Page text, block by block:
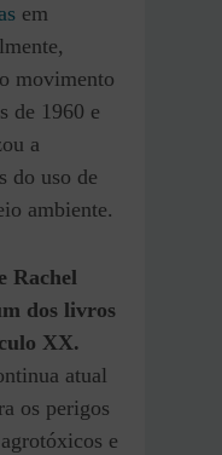
em
movimento
de 1960 e
a
do uso de
ambiente.
Rachel
dos livros
XX.
atual
os perigos
e